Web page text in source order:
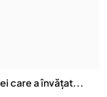
care a învățat...